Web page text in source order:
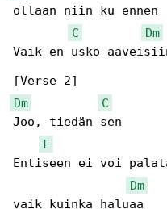
ollaan niin ku ennen
C
Dm
Vaik en usko
Dm
C
Joo, tiedän sen
F
Entiseen ei voi
Dm
vaik kuinka haluaa